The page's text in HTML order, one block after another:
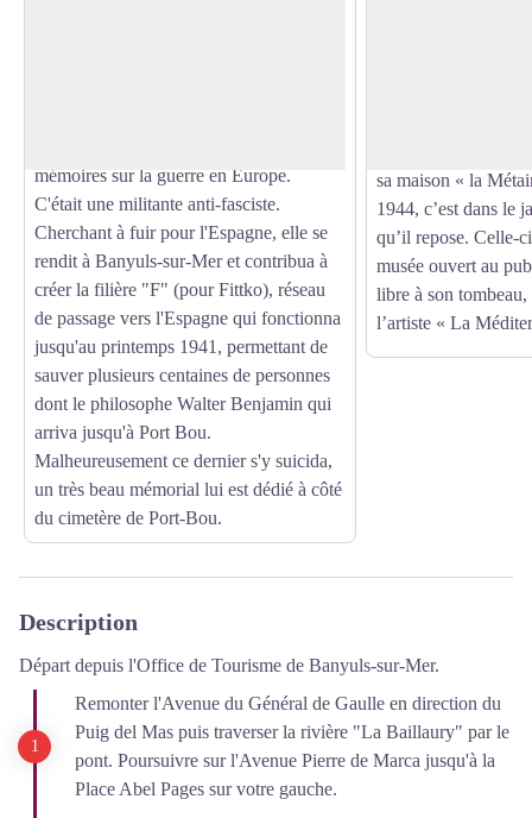
mémoires sur la guerre en Europe.
C'était une militante anti-fasciste.
Cherchant à fuir pour l'Espagne, elle se
rendit à Banyuls-sur-Mer et contribua à
créer la filière "F" (pour Fittko), réseau
de passage vers l'Espagne qui fonctionna
jusqu'au printemps 1941, permettant de
sauver plusieurs centaines de personnes
dont le philosophe Walter Benjamin qui
arriva jusqu'à Port Bou.
Malheureusement ce dernier s'y suicida,
un très beau mémorial lui est dédié à côté
du cimetère de Port-Bou.
sa maison « la
1944, c’est dans le
qu’il repose. Celle-
musée ouvert au
libre à son
l’artiste « La
Description
Départ depuis l'Office de Tourisme de Banyuls-sur-Mer.
Remonter l'Avenue du Général de Gaulle en direction du
Puig del Mas puis traverser la rivière "La Baillaury" par le
pont. Poursuivre sur l'Avenue Pierre de Marca jusqu'à la
Place Abel Pages sur votre gauche.